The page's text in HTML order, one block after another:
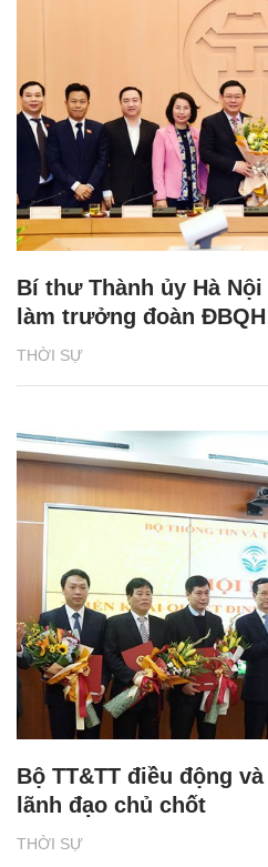
THỜI SỰ
Bí thư Thành ủy Hà
làm trưởng đoàn ĐBQH
THỜI SỰ
Bộ TT&TT điều động
lãnh đạo chủ chốt